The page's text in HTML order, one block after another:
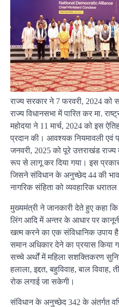
राज्य सरकार ने 7 फरवरी, 2024 को
राज्य विधानसभा में पारित कर मा.
महोदया ने 11 मार्च, 2024 को इस
प्रदान की। आवश्यक नियमावली एवं
जनवरी, 2025 को पूरे उत्तराखंड राज्य
रूप से लागू कर दिया गया। इस
जिसने संविधान के अनुच्छेद 44 की
नागरिक संहिता को व्यवहारिक
मुख्यमंत्री ने जानकारी देते हुए कहा कि
लिंग आदि में अन्तर के आधार पर
खत्म करने का एक संविधानिक उपाय
समान अधिकार देने का प्रयास
सच्चे अर्थों में महिला सशक्तिकरण
हलाला, इद्दत, बहुविवाह, बाल
रोक लगाई जा सकेगी।
संविधान के अनुच्छेद 342 के अंतर्गत